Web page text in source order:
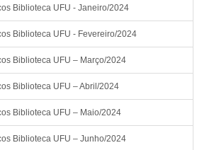
Biblioteca UFU - Janeiro/2024
Biblioteca UFU - Fevereiro/2024
Biblioteca UFU – Março/2024
Biblioteca UFU – Abril/2024
Biblioteca UFU – Maio/2024
Biblioteca UFU – Junho/2024